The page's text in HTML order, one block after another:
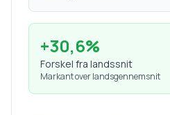
+30,6%
Forskel fra landssnit
Markant over landsgennemsnit